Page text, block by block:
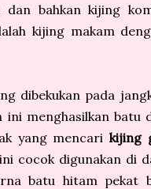
bahkan kijing
kijing makam
dibekukan pada
menghasilkan batu
yang mencarikijing
cocok digunakan di
batu hitam pekat